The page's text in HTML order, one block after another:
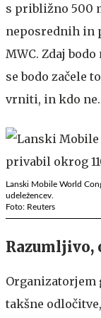
s približno 500
neposrednih in
MWC. Zdaj
se bodo začele
vrniti, in kdo ne.
Lanski Mobile World
udeležencev.
Foto: Reuters
Razumljivo,
takšne